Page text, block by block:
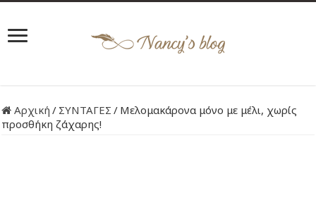
Αρχική / ΣΥΝΤΑΓΕΣ / Μελομακάρονα μόνο με μέλι, χωρίς
προσθήκη ζάχαρης!